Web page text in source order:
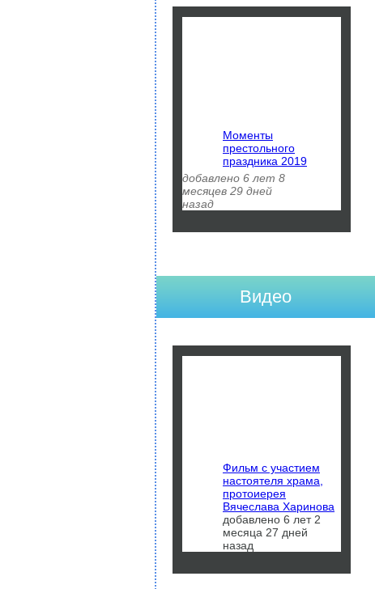
Моменты
престольного
праздника 2019
добавлено 6 лет 8
месяцев 29 дней
назад
Видео
Фильм с участием
настоятеля храма,
протоиерея
Вячеслава Харинова
добавлено 6 лет 2
месяца 27 дней
назад